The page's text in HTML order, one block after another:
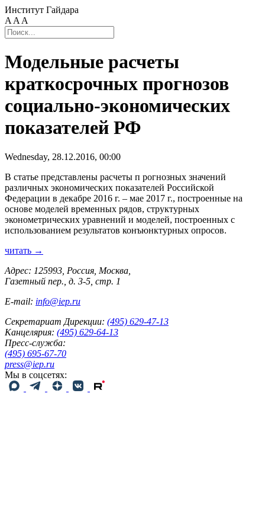
Институт Гайдара
A A A
Модельные расчеты
краткосрочных прогнозов
социально-экономических
показателей РФ
Wednesday, 28.12.2016, 00:00
В статье представлены расчеты п рогнозных значений
различных экономических показателей Российской
Федерации в декабре 2016 г. – мае 2017 г., построенные на
основе моделей временных рядов, структурных
эконометрических уравнений и моделей, построенных с
использованием результатов конъюнктурных опросов.
читать →
Адрес: 125993, Россия, Москва,
Газетный пер., д. 3-5, стр. 1
E-mail: info@iep.ru
Секретариат Дирекции: (495) 629-47-13
Канцелярия: (495) 629-64-13
Пресс-служба:
(495) 695-67-70
press@iep.ru
Мы в соцсетях: